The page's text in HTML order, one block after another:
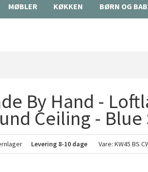
MØBLER KØKKEN BØRN OG
By Hand -
Ceiling - Blue
Levering 8-10 dage Vare: KW45 BS